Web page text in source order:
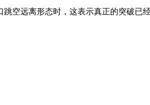
空远离形态时，这表示真正的突破已